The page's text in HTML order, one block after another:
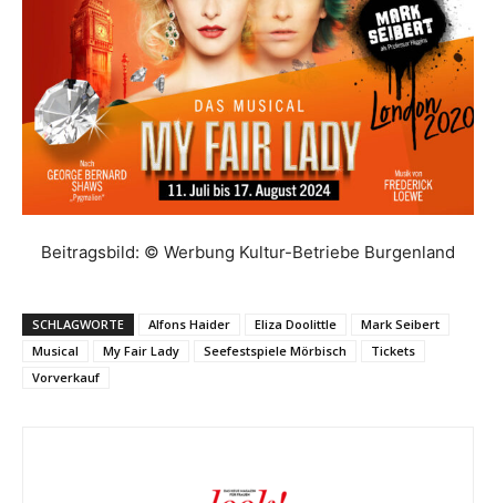
Beitragsbild: © Werbung Kultur-Betriebe Burgenland
SCHLAGWORTE Alfons Haider Eliza Doolittle
Mark Seibert
Musical
My Fair Lady Seefestspiele Mörbisch
Tickets
Vorverkauf